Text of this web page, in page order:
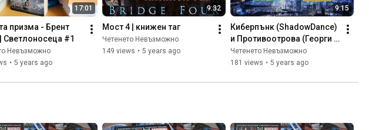
17:01
призма - Брент
Светлоносеца #1
Невъзможно
• 5 years ago
9:32
Мост 4 | книжен таг
Четенето Невъзможно
149 views • 5 years ago
9:15
Киберпънк (ShadowDance)
и Противоотрова (Георги
Даракчиев)
Четенето Невъзможно
181 views • 5 years ago